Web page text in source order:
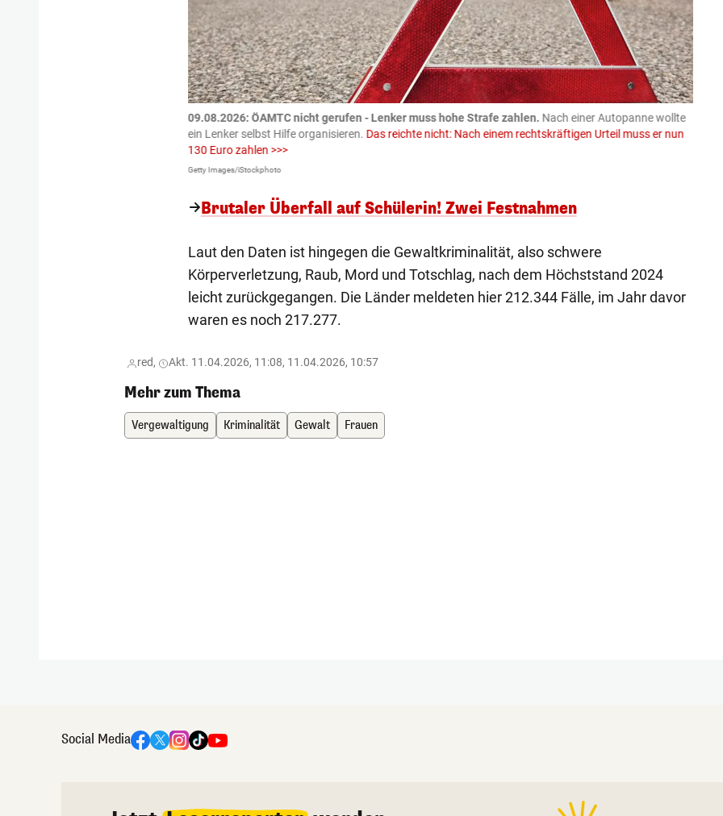
09.08.2026: ÖAMTC nicht gerufen - Lenker muss hohe Strafe zahlen. Nach einer Autopanne wollte
ein Lenker selbst Hilfe organisieren. Das reichte nicht: Nach einem rechtskräftigen Urteil muss er nun
130 Euro zahlen >>>
Getty Images/iStockphoto
Brutaler Überfall auf Schülerin! Zwei Festnahmen
Laut den Daten ist hingegen die Gewaltkriminalität, also schwere
Körperverletzung, Raub, Mord und Totschlag, nach dem Höchststand 2024
leicht zurückgegangen. Die Länder meldeten hier 212.344 Fälle, im Jahr davor
waren es noch 217.277.
red, Akt. 11.04.2026, 11:08, 11.04.2026, 10:57
Mehr zum Thema
Vergewaltigung Kriminalität Gewalt Frauen
Social Media